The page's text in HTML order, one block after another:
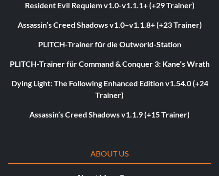
Resident Evil Requiem v1.0-v1.1.1+ (+29 Trainer)
Assassin’s Creed Shadows v1.0–v1.1.8+ (+23 Trainer)
PLITCH-Trainer für die Outworld-Station
PLITCH-Trainer für Command & Conquer 3: Kane’s Wrath
Dying Light: The Following Enhanced Edition v1.54.0 (+24
Trainer)
Assassin’s Creed Shadows v1.1.9 (+15 Trainer)
ABOUT US